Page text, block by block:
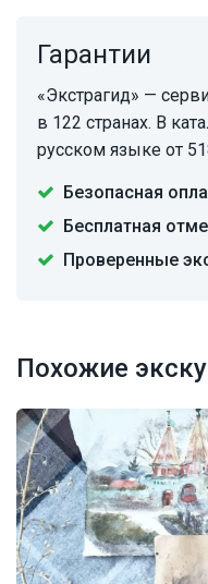
Гарантии
«Экстрагид» —
в 122 странах. В
русском языке от
Безопасная
Бесплатная
Проверенные
Похожие